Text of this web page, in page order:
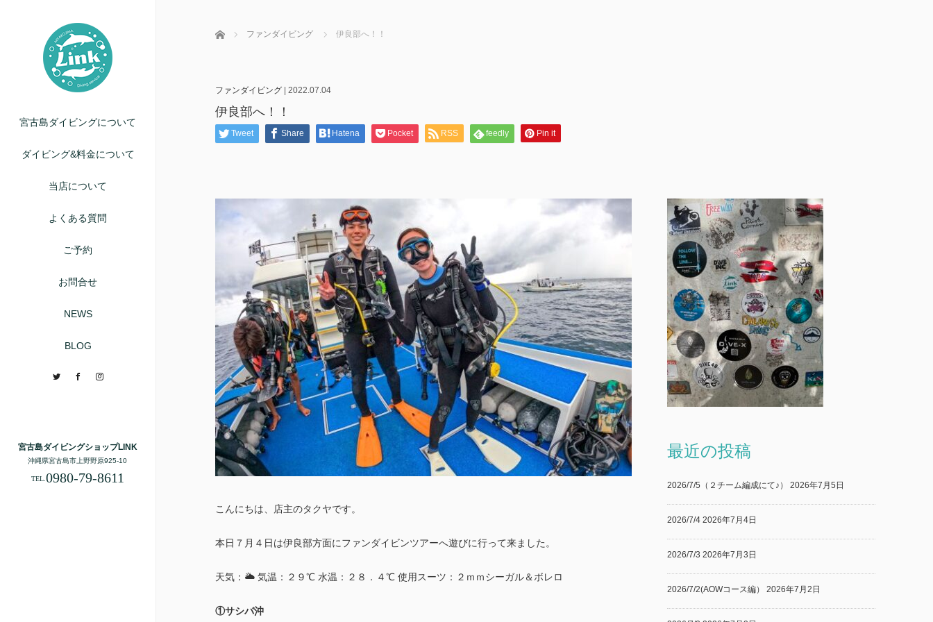
宮古島ダイビングについて
ダイビング&料金について
当店について
よくある質問
ご予約
お問合せ
NEWS
BLOG
TwitterFacebook
宮古島ダイビングショップLINK
沖縄県宮古島市上野野原925-10
TEL.0980-79-8611
ホーム ファンダイビング 伊良部へ！！
ファンダイビング| 2022.07.04
伊良部へ！！
Tweet Share Hatena Pocket RSS feedly Pin it
こんにちは、店主のタクヤです。
本日７月４日は伊良部方面にファンダイビンツアーへ遊びに行って来ました。
天気：🌥 気温：２９℃ 水温：２８．４℃ 使用スーツ：２ｍｍシーガル＆ボレロ
①サシバ沖
最近の投稿
2026/7/5（２チーム編成にて♪） 2026年7月5日
2026/7/4 2026年7月4日
2026/7/3 2026年7月3日
2026/7/2(AOWコース編） 2026年7月2日